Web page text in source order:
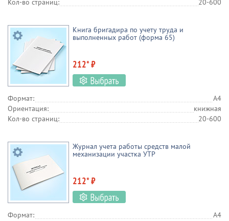
Кол-во страниц:
20-600
Книга бригадира по учету труда и
выполненных работ (форма 65)
212* ₽
Формат:
А4
Ориентация:
книжная
Кол-во страниц:
20-600
Журнал учета работы средств малой
механизации участка УТР
212* ₽
Формат:
А4